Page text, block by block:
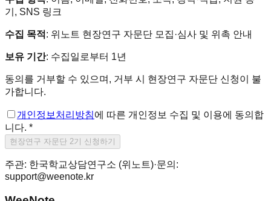
기, SNS 링크
수집 목적 : 위노트 현장연구 자문단 모집·심사 및 위촉 안내
보유 기간: 수집일로부터 1년
동의를 거부할 수 있으며, 거부 시 현장연구 자문단 신청이 불
가합니다.
개인정보처리방침에 따른 개인정보 수집 및 이용에 동의합
니다. *
현장연구 자문단 2기 신청하기
주관: 한국학교상담연구소 (위노트)·문의:
support@weenote.kr